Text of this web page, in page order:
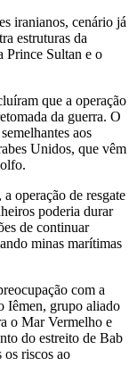
iranianos, cenário já
estruturas da
Prince Sultan e o
que a operação
da guerra. O
aos
Unidos, que vêm
operação de resgate
poderia durar
de continuar
minas marítimas
com a
Iêmen, grupo aliado
o Mar Vermelho e
do estreito de Bab
os riscos ao